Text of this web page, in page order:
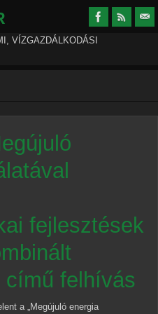
VÍZGAZDÁLKODÁSI
fejlesztések
című felhívás
a „Megújuló energia